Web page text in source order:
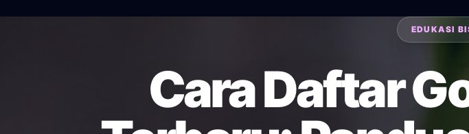
EDUKASI
Cara Daftar